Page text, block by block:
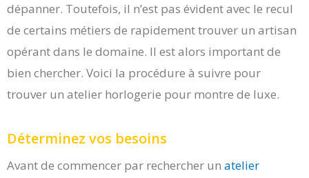
dépanner. Toutefois, il n’est pas évident avec le recul
de certains métiers de rapidement trouver un artisan
opérant dans le domaine. Il est alors important de
bien chercher. Voici la procédure à suivre pour
trouver un atelier horlogerie pour montre de luxe.
Déterminez vos besoins
Avant de commencer par rechercher un atelier